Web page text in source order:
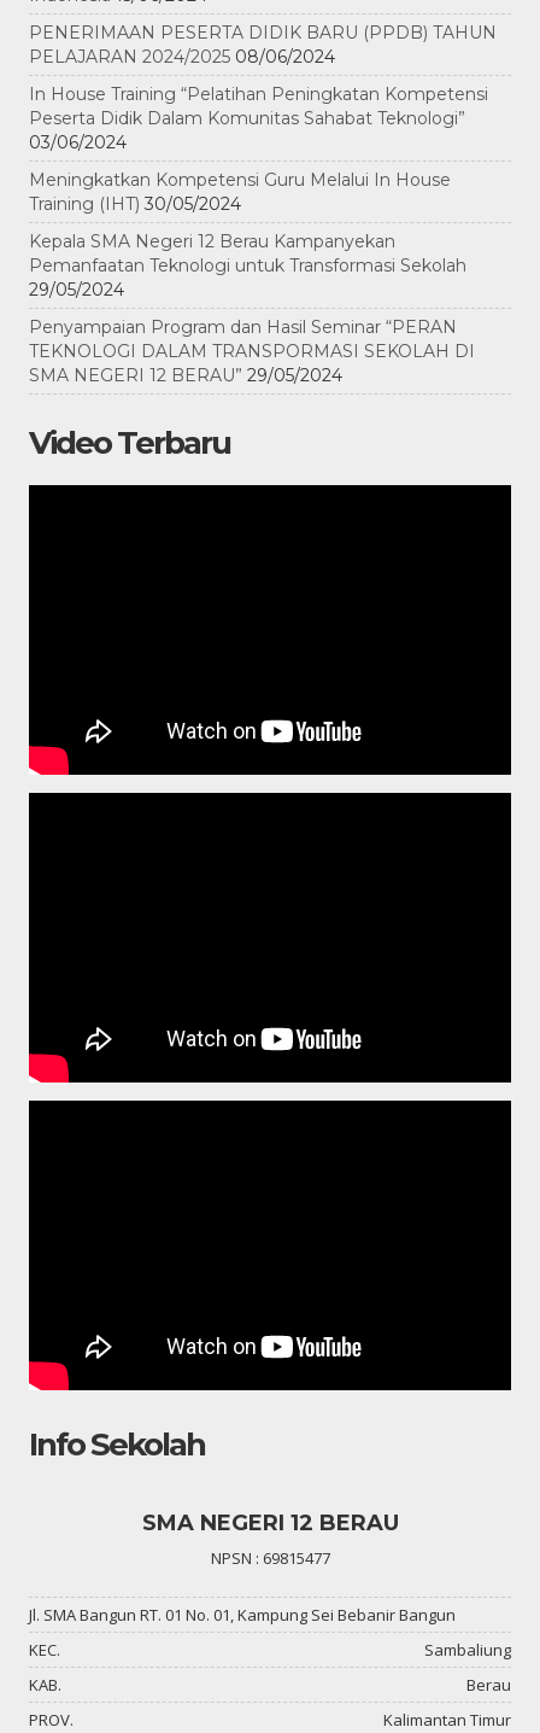
PENERIMAAN PESERTA DIDIK BARU (PPDB) TAHUN
PELAJARAN 2024/2025 08/06/2024
In House Training “Pelatihan Peningkatan Kompetensi
Peserta Didik Dalam Komunitas Sahabat Teknologi”
03/06/2024
Meningkatkan Kompetensi Guru Melalui In House
Training (IHT) 30/05/2024
Kepala SMA Negeri 12 Berau Kampanyekan
Pemanfaatan Teknologi untuk Transformasi Sekolah
29/05/2024
Penyampaian Program dan Hasil Seminar “PERAN
TEKNOLOGI DALAM TRANSPORMASI SEKOLAH DI
SMA NEGERI 12 BERAU” 29/05/2024
Video Terbaru
Info Sekolah
SMA NEGERI 12 BERAU
NPSN : 69815477
Jl. SMA Bangun RT. 01 No. 01, Kampung Sei Bebanir Bangun
KEC.
Sambaliung
KAB.
Berau
PROV.
Kalimantan Timur